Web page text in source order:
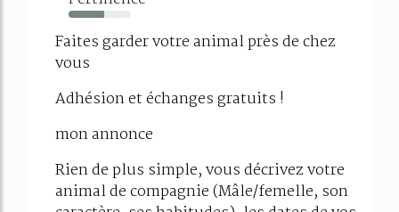
57%
Faites garder votre animal près de chez
vous
Adhésion et échanges gratuits !
mon annonce
Rien de plus simple, vous décrivez votre
animal de compagnie (Mâle/femelle, son